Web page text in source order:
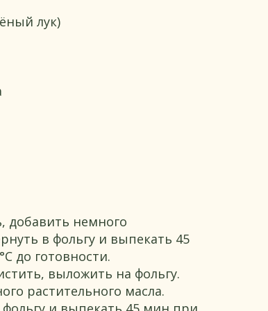
лук)
добавить немного
в фольгу и выпекать 45
до готовности.
выложить на фольгу.
растительного масла.